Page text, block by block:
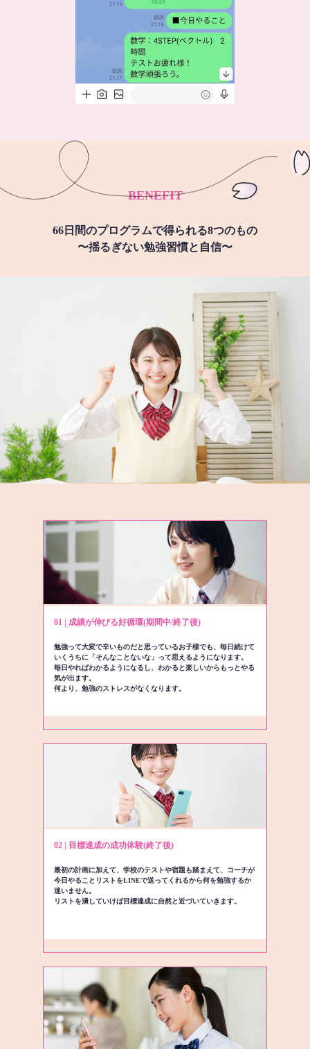
BENEFIT
66日間のプログラムで得られる8つのもの
〜揺るぎない勉強習慣と自信〜
01 | 成績が伸びる好循環(期間中/終了後)
勉強って大変で辛いものだと思っているお子様でも、毎日続けて
いくうちに「そんなことないな」って思えるようになります。
毎日やればわかるようになるし、わかると楽しいからもっとやる
気が出ます。
何より、勉強のストレスがなくなります。
02 | 目標達成の成功体験(終了後)
最初の計画に加えて、学校のテストや宿題も踏まえて、コーチが
今日やることリストをLINEで送ってくれるから何を勉強するか
迷いません。
リストを潰していけば目標達成に自然と近づいていきます。